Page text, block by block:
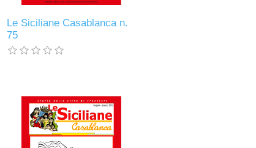
Le Siciliane Casablanca n.
75